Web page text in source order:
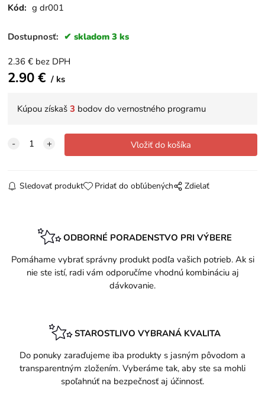
Kód: g dr001
Dostupnosť: skladom 3 ks
2.36 € bez DPH
2.90€ ks
Kúpou získaš3 bodov do vernostného programu
Sledovať produkt Pridať do obľúbených Zdielať
ODBORNÉ PORADENSTVO PRI VÝBERE
Pomáhame vybrať správny produkt podľa vašich potrieb. Ak si
nie ste istí, radi vám odporučíme vhodnú kombináciu aj
dávkovanie.
STAROSTLIVO VYBRANÁ KVALITA
Do ponuky zaraďujeme iba produkty s jasným pôvodom a
transparentným zložením. Vyberáme tak, aby ste sa mohli
spoľahnúť na bezpečnosť aj účinnosť.